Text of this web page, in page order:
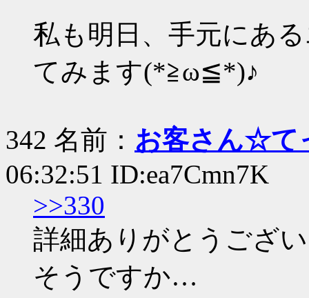
私も明日、手元にあ
てみます(*≧ω≦*)♪
342 名前： お客さん☆て
06:32:51 ID:ea7Cmn7K
>>330
詳細ありがとうござ
そうですか…